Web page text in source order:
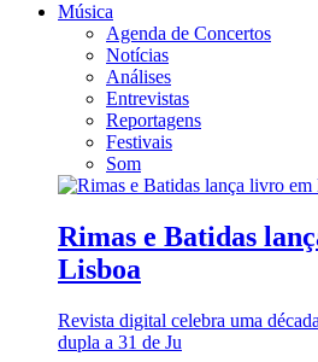
Música
Agenda de Concertos
Notícias
Análises
Entrevistas
Reportagens
Festivais
Som
Rimas e Batidas
Lisboa
Revista digital celebra uma
dupla a 31 de Ju